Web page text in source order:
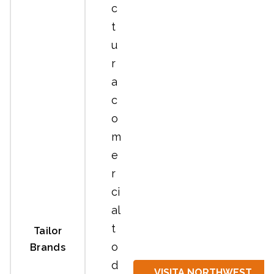
Tailor
Brands
c
t
u
r
a
c
o
m
e
r
ci
al
t
o
d